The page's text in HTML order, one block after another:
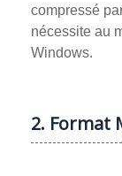
compressé
nécessite au
Windows.
2. Format